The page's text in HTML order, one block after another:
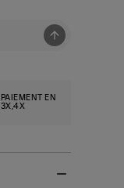
PAIEMENT EN
3X,4X